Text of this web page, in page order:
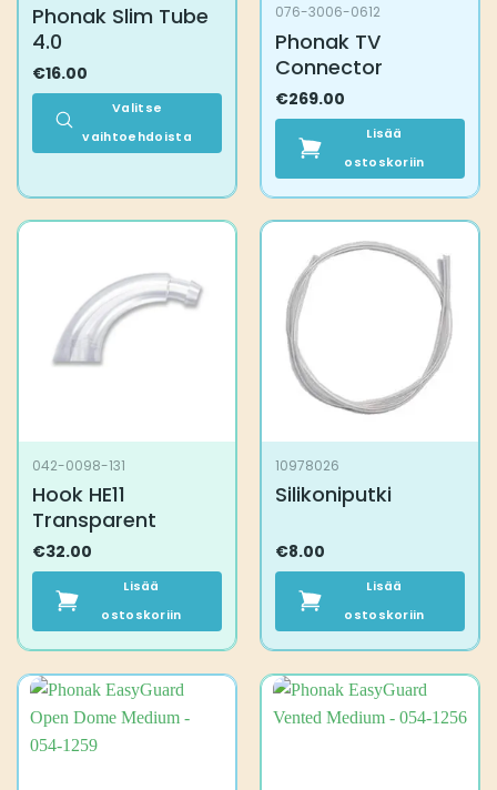
Phonak Slim Tube
4.0
€16.00
Valitse
vaihtoehdoista
valinnat
tuotteen
076-3006-0612
Phonak TV
Connector
€269.00
Lisää
ostoskoriin
042-0098-131
Hook HE11
Transparent
€32.00
Lisää
ostoskoriin
10978026
Silikoniputki
€8.00
Lisää
ostoskoriin